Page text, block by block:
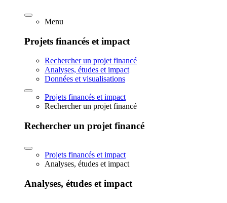
Menu
Projets financés et impact
Rechercher un projet financé
Analyses, études et impact
Données et visualisations
Projets financés et impact
Rechercher un projet financé
Rechercher un projet financé
Projets financés et impact
Analyses, études et impact
Analyses, études et impact